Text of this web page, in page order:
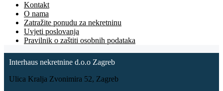
Kontakt
O nama
Zatražite ponudu za nekretninu
Uvjeti poslovanja
Pravilnik o zaštiti osobnih podataka
Interhaus nekretnine d.o.o Zagreb
Ulica Kralja Zvonimira 52, Zagreb